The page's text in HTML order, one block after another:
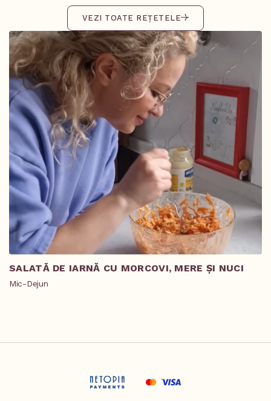
VEZI TOATE REȚETELE
SALATĂ DE IARNĂ CU MORCOVI, MERE ȘI NUCI
Mic-Dejun